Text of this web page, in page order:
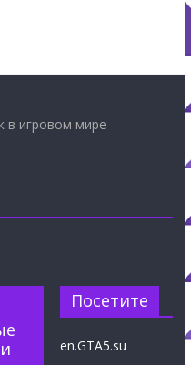
в игровом мире
Посетите
en.GTA5.su